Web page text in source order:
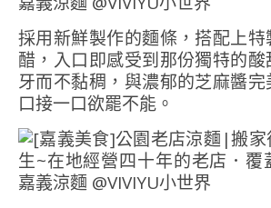
採用新鮮製作的麵條，搭配上
醋，入口即感受到那份獨特的
牙而不黏稠，與濃郁的芝麻醬
口接一口欲罷不能。